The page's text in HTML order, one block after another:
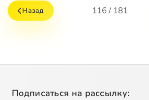
Назад 116 / 181
Подписаться на рассылку: